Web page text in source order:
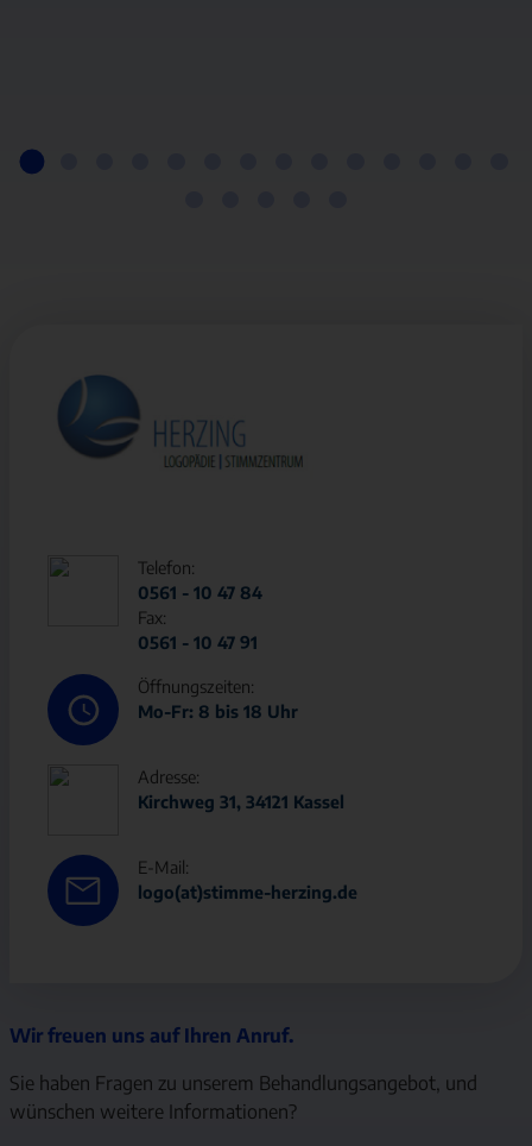
Telefon:
0561 - 10 47 84
Fax:
0561 - 10 47 91
Öffnungszeiten:
Mo-Fr: 8 bis 18 Uhr
Adresse:
Kirchweg 31, 34121 Kassel
E-Mail:
logo(at)stimme-herzing.de
Wir freuen uns auf Ihren Anruf.
Sie haben Fragen zu unserem Behandlungsangebot, und
wünschen weitere Informationen?